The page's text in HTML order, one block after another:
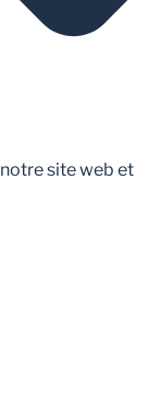
site web et